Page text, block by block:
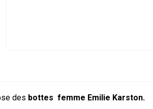
des bottes femme Emilie Karston.